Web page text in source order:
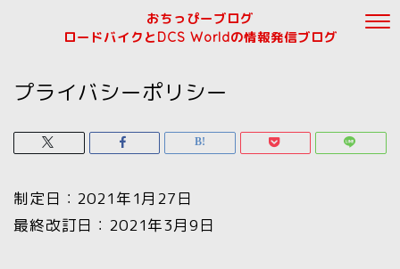
おちっぴーブログ
ロードバイクとDCS Worldの情報発信ブログ
プライバシーポリシー
制定日：2021年1月27日
最終改訂日：2021年3月9日